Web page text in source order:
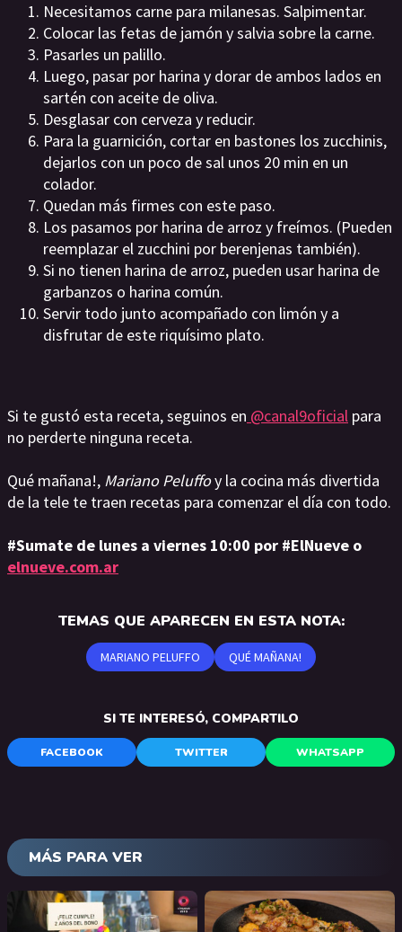
Necesitamos carne para milanesas. Salpimentar.
Colocar las fetas de jamón y salvia sobre la carne.
Pasarles un palillo.
Luego, pasar por harina y dorar de ambos lados en
sartén con aceite de oliva.
Desglasar con cerveza y reducir.
Para la guarnición, cortar en bastones los zucchinis,
dejarlos con un poco de sal unos 20 min en un
colador.
Quedan más firmes con este paso.
Los pasamos por harina de arroz y freímos. (Pueden
reemplazar el zucchini por berenjenas también).
Si no tienen harina de arroz, pueden usar harina de
garbanzos o harina común.
Servir todo junto acompañado con limón y a
disfrutar de este riquísimo plato.
Si te gustó esta receta, seguinos en @canal9oficial para
no perderte ninguna receta.
Qué mañana!, Mariano Peluffoy la cocina más divertida
de la tele te traen recetas para comenzar el día con todo.
#Sumate de lunes a viernes 10:00 por #ElNueve o
elnueve.com.ar
TEMAS QUE APARECEN EN ESTA NOTA:
MARIANO PELUFFO QUÉ MAÑANA!
SI TE INTERESÓ, COMPARTILO
FACEBOOK TWITTER WHATSAPP
MÁS PARA VER